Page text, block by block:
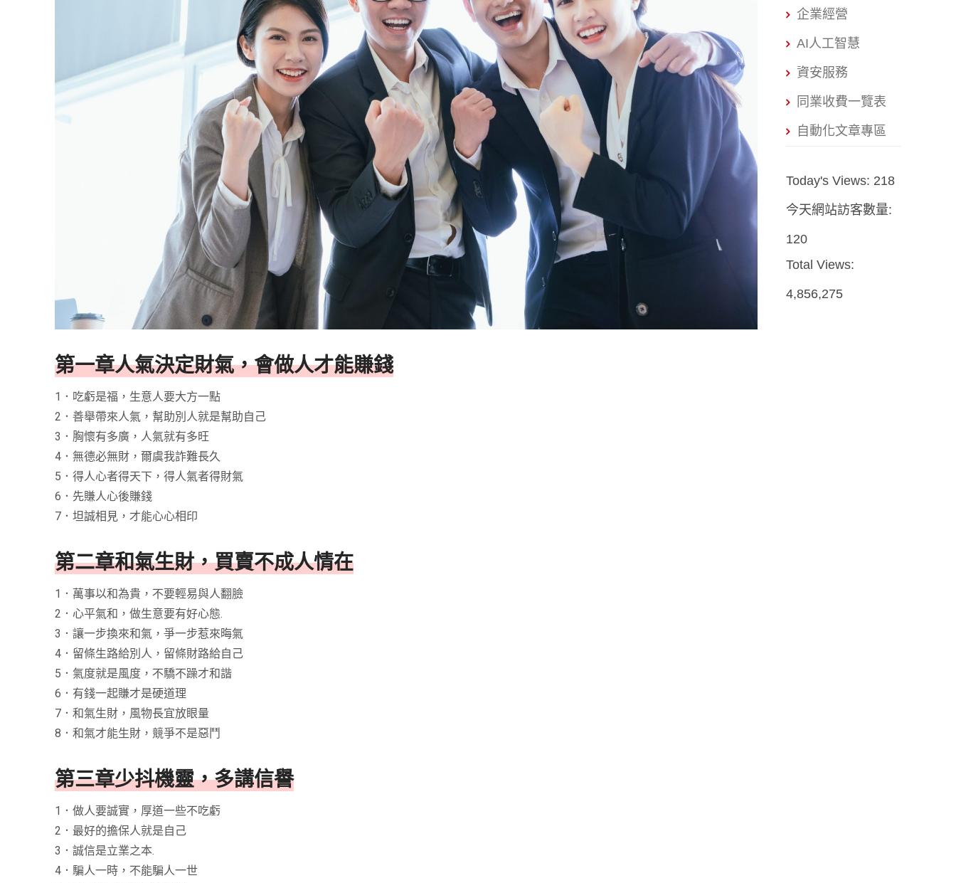
第一章人氣決定財氣，會做人才能賺錢
1．吃虧是福，生意人要大方一點
2．善舉帶來人氣，幫助別人就是幫助自己
3．胸懷有多廣，人氣就有多旺
4．無德必無財，爾虞我詐難長久
5．得人心者得天下，得人氣者得財氣
6．先賺人心後賺錢
7．坦誠相見，才能心心相印
第二章和氣生財，買賣不成人情在
1．萬事以和為貴，不要輕易與人翻臉
2．心平氣和，做生意要有好心態.
3．讓一步換來和氣，爭一步惹來晦氣
4．留條生路給別人，留條財路給自己
5．氣度就是風度，不驕不躁才和諧
6．有錢一起賺才是硬道理
7．和氣生財，風物長宜放眼量
8．和氣才能生財，競爭不是惡鬥
第三章少抖機靈，多講信譽
1．做人要誠實，厚道一些不吃虧
2．最好的擔保人就是自己
3．誠信是立業之本.
4．騙人一時，不能騙人一世
企業經營
AI人工智慧
資安服務
同業收費一覽表
自動化文章專區
Today's Views: 218
今天網站訪客數量:
120
Total Views:
4,856,275